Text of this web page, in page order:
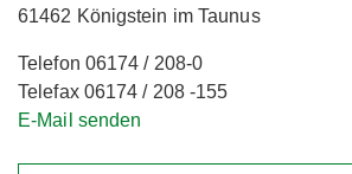
61462 Königstein im Taunus
Telefon 06174 / 208-0
Telefax 06174 / 208 -155
E-Mail senden